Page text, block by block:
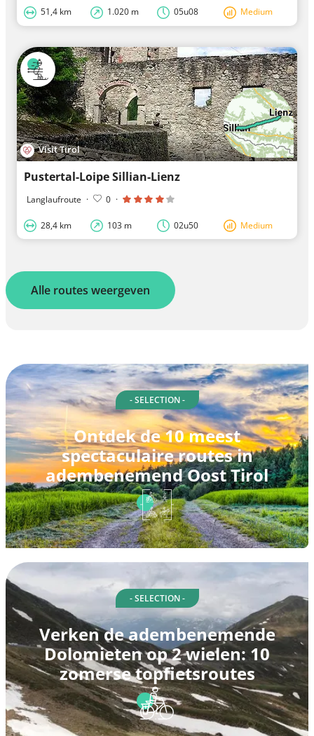
51,4 km 1.020 m 05u08 Medium
Visit Tirol
Pustertal-Loipe Sillian-Lienz
Langlaufroute · 0 ·
28,4 km 103 m 02u50 Medium
Alle routes weergeven
- SELECTION -
Ontdek de 10 meest
spectaculaire routes in
adembenemend Oost Tirol
- SELECTION -
Verken de adembenemende
Dolomieten op 2 wielen: 10
zomerse topfietsroutes